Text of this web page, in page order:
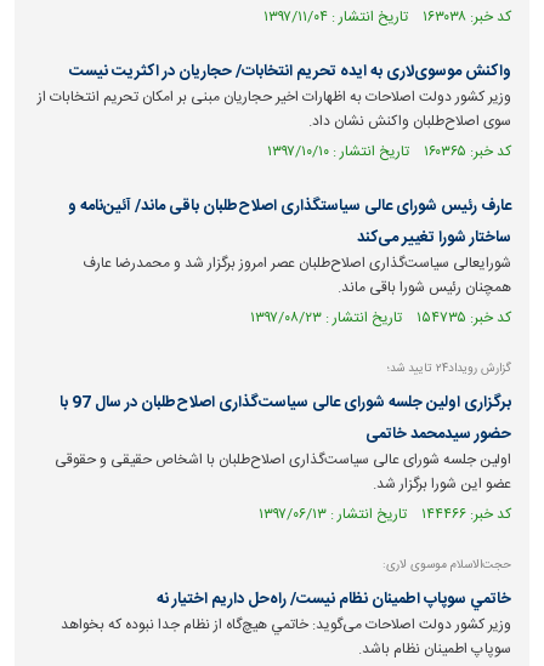
کد خبر: ۱۶۳۰۳۸ تاریخ انتشار : ۱۳۹۷/۱۱/۰۴
واکنش موسوی‌لاری به ایده تحریم انتخابات/ حجاریان در اکثریت نیست
وزیر کشور دولت اصلاحات به اظهارات اخیر حجاریان مبنی بر امکان تحریم انتخابات از
سوی اصلاح‌طلبان واکنش نشان داد.
کد خبر: ۱۶۰۳۶۵ تاریخ انتشار : ۱۳۹۷/۱۰/۱۰
عارف رئیس شورای عالی سیاستگذاری اصلاح‌طلبان باقی ماند/ آئین‌نامه و
ساختار شورا تغییر می‌کند
شورایعالی سیاست‌گذاری اصلاح‌طلبان عصر امروز برگزار شد و محمدرضا عارف
همچنان رئیس شورا باقی ماند.
کد خبر: ۱۵۴۷۳۵ تاریخ انتشار : ۱۳۹۷/۰۸/۲۳
گزارش رویداد۲۴ تایید شد؛
برگزاری اولین جلسه شورای عالی سیاست‌گذاری اصلاح‌طلبان در سال 97 با
حضور سیدمحمد خاتمی
اولین جلسه شورای عالی سیاست‌گذاری اصلاح‌طلبان با اشخاص حقیقی و حقوقی
عضو این شورا برگزار شد.
کد خبر: ۱۴۴۴۶۶ تاریخ انتشار : ۱۳۹۷/۰۶/۱۳
حجت‌الاسلام موسوی لاری:
خاتمي سوپاپ اطمينان نظام نیست/ راه‌حل داريم اختيار نه
وزیر کشور دولت اصلاحات می‌گوید: خاتمي هيچ‌گاه از نظام جدا نبوده كه بخواهد
سوپاپ اطمينان نظام باشد.